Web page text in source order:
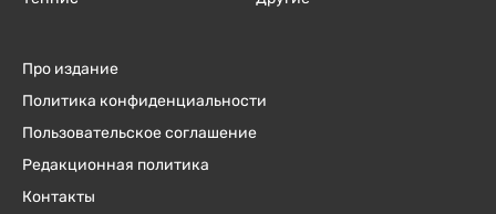
Про издание
Политика конфиденциальности
Пользовательское соглашение
Редакционная политика
Контакты